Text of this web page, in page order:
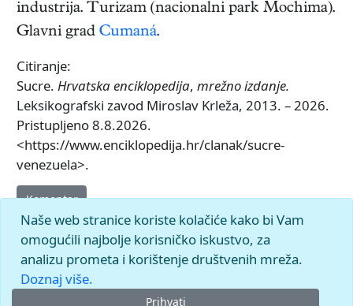
industrija. Turizam (nacionalni park Mochima).
Glavni grad Cumaná.
Citiranje:
Sucre. Hrvatska enciklopedija, mrežno izdanje.
Leksikografski zavod Miroslav Krleža, 2013. – 2026.
Pristupljeno 8.8.2026.
<https://www.enciklopedija.hr/clanak/sucre-
venezuela>.
Komentar
Naše web stranice koriste kolačiće kako bi Vam
omogućili najbolje korisničko iskustvo, za
analizu prometa i korištenje društvenih mreža.
Doznaj više.
Prihvati